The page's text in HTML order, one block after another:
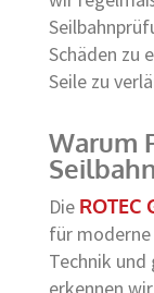
Schäden zu
Seile zu
Warum
Die ROTEC
für
Technik